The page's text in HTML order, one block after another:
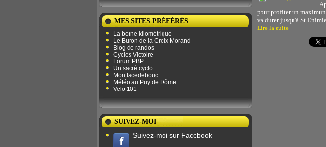
MES SITES PRÉFÉRÉS
La borne kilométrique
Le Buron de la Croix Morand
Blog de randos
Cycles Victoire
Forum PBP
Un sacré cyclo
Mon facedebouc
Météo au Puy de Dôme
Velo 101
SUIVEZ-MOI
Suivez-moi sur Facebook
pour profiter un maximun
va durer jusqu'à St
Lire la suite